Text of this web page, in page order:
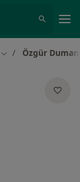
Şehir değiştir
Özgür Duman